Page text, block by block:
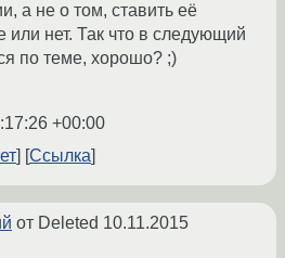
а не о том, ставить её
или нет. Так что в следующий
по теме, хорошо? ;)
+00:00
Ссылка
от Deleted 10.11.2015